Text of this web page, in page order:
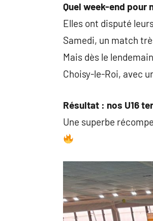
Quel week-end pour
Elles ont disputé
Samedi, un match
Mais dès le
Choisy-le-Roi, avec
Résultat : nos U16
Une superbe